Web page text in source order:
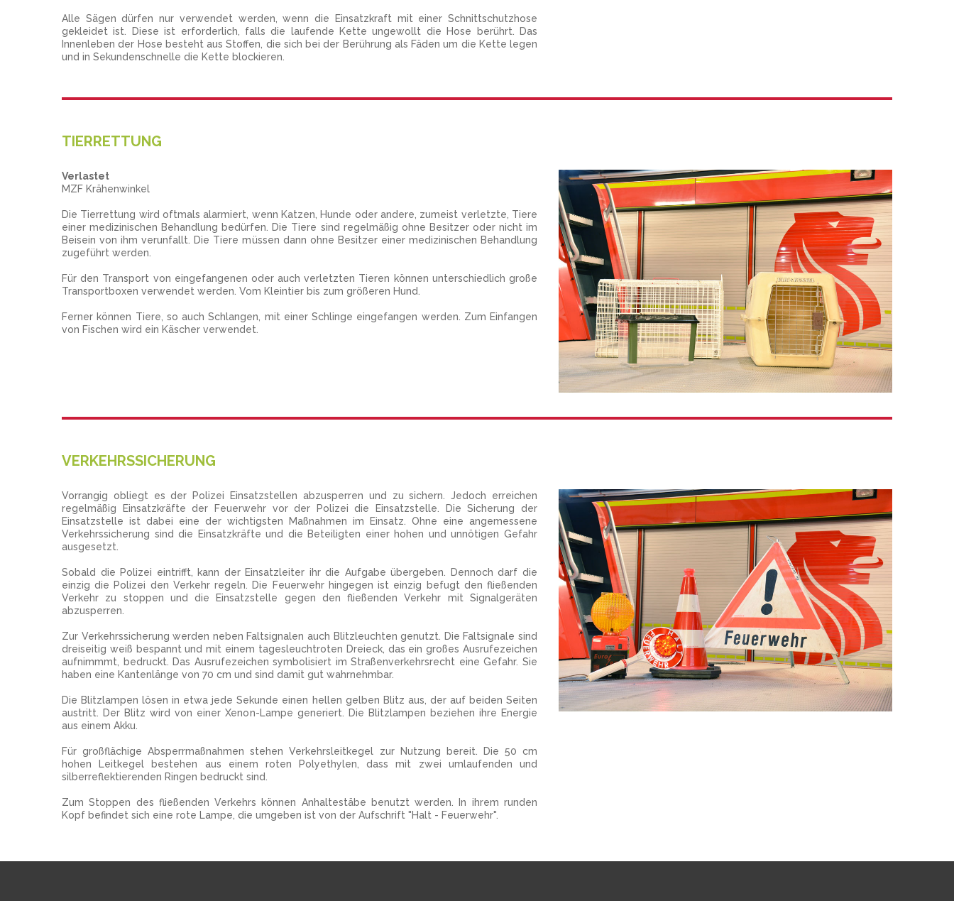
Alle Sägen dürfen nur verwendet werden, wenn die Einsatzkraft mit einer Schnittschutzhose
gekleidet ist. Diese ist erforderlich, falls die laufende Kette ungewollt die Hose berührt. Das
Innenleben der Hose besteht aus Stoffen, die sich bei der Berührung als Fäden um die Kette legen
und in Sekundenschnelle die Kette blockieren.
TIERRETTUNG
Verlastet
MZF Krähenwinkel
Die Tierrettung wird oftmals alarmiert, wenn Katzen, Hunde oder andere, zumeist verletzte, Tiere
einer medizinischen Behandlung bedürfen. Die Tiere sind regelmäßig ohne Besitzer oder nicht im
Beisein von ihm verunfallt. Die Tiere müssen dann ohne Besitzer einer medizinischen Behandlung
zugeführt werden.
Für den Transport von eingefangenen oder auch verletzten Tieren können unterschiedlich große
Transportboxen verwendet werden. Vom Kleintier bis zum größeren Hund.
Ferner können Tiere, so auch Schlangen, mit einer Schlinge eingefangen werden. Zum Einfangen
von Fischen wird ein Käscher verwendet.
VERKEHRSSICHERUNG
Vorrangig obliegt es der Polizei Einsatzstellen abzusperren und zu sichern. Jedoch erreichen
regelmäßig Einsatzkräfte der Feuerwehr vor der Polizei die Einsatzstelle. Die Sicherung der
Einsatzstelle ist dabei eine der wichtigsten Maßnahmen im Einsatz. Ohne eine angemessene
Verkehrssicherung sind die Einsatzkräfte und die Beteiligten einer hohen und unnötigen Gefahr
ausgesetzt.
Sobald die Polizei eintrifft, kann der Einsatzleiter ihr die Aufgabe übergeben. Dennoch darf die
einzig die Polizei den Verkehr regeln. Die Feuerwehr hingegen ist einzig befugt den fließenden
Verkehr zu stoppen und die Einsatzstelle gegen den fließenden Verkehr mit Signalgeräten
abzusperren.
Zur Verkehrssicherung werden neben Faltsignalen auch Blitzleuchten genutzt. Die Faltsignale sind
dreiseitig weiß bespannt und mit einem tagesleuchtroten Dreieck, das ein großes Ausrufezeichen
aufnimmmt, bedruckt. Das Ausrufezeichen symbolisiert im Straßenverkehrsrecht eine Gefahr. Sie
haben eine Kantenlänge von 70 cm und sind damit gut wahrnehmbar.
Die Blitzlampen lösen in etwa jede Sekunde einen hellen gelben Blitz aus, der auf beiden Seiten
austritt. Der Blitz wird von einer Xenon-Lampe generiert. Die Blitzlampen beziehen ihre Energie
aus einem Akku.
Für großflächige Absperrmaßnahmen stehen Verkehrsleitkegel zur Nutzung bereit. Die 50 cm
hohen Leitkegel bestehen aus einem roten Polyethylen, dass mit zwei umlaufenden und
silberreflektierenden Ringen bedruckt sind.
Zum Stoppen des fließenden Verkehrs können Anhaltestäbe benutzt werden. In ihrem runden
Kopf befindet sich eine rote Lampe, die umgeben ist von der Aufschrift "Halt - Feuerwehr".